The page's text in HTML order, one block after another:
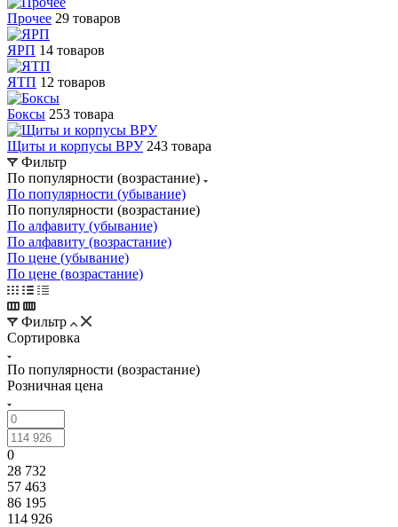
Прочее 29 товаров
ЯРП 14 товаров
ЯТП 12 товаров
Боксы 253 товара
Щиты и корпусы ВРУ 243 товара
Фильтр
По популярности (возрастание)
По популярности (убывание)
По популярности (возрастание)
По алфавиту (убывание)
По алфавиту (возрастание)
По цене (убывание)
По цене (возрастание)
Фильтр
Сортировка
По популярности (возрастание)
Розничная цена
0
28 732
57 463
86 195
114 926